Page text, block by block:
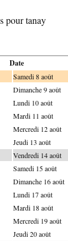
pour tanay
Date
Samedi 8 août
Dimanche 9 août
Lundi 10 août
Mardi 11 août
Mercredi 12 août
Jeudi 13 août
Vendredi 14 août
Samedi 15 août
Dimanche 16 août
Lundi 17 août
Mardi 18 août
Mercredi 19 août
Jeudi 20 août